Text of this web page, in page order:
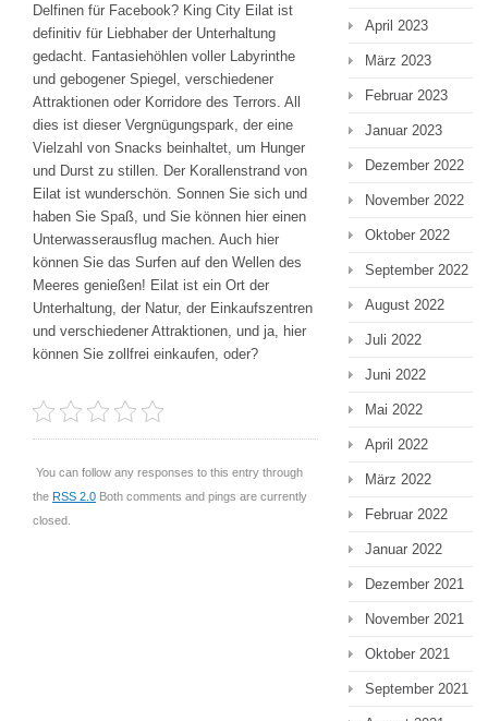
Delfinen für Facebook? King City Eilat ist
definitiv für Liebhaber der Unterhaltung
gedacht. Fantasiehöhlen voller Labyrinthe
und gebogener Spiegel, verschiedener
Attraktionen oder Korridore des Terrors. All
dies ist dieser Vergnügungspark, der eine
Vielzahl von Snacks beinhaltet, um Hunger
und Durst zu stillen. Der Korallenstrand von
Eilat ist wunderschön. Sonnen Sie sich und
haben Sie Spaß, und Sie können hier einen
Unterwasserausflug machen. Auch hier
können Sie das Surfen auf den Wellen des
Meeres genießen! Eilat ist ein Ort der
Unterhaltung, der Natur, der Einkaufszentren
und verschiedener Attraktionen, und ja, hier
können Sie zollfrei einkaufen, oder?
You can follow any responses to this entry through
the RSS 2.0 Both comments and pings are currently
closed.
April 2023
März 2023
Februar 2023
Januar 2023
Dezember 2022
November 2022
Oktober 2022
September 2022
August 2022
Juli 2022
Juni 2022
Mai 2022
April 2022
März 2022
Februar 2022
Januar 2022
Dezember 2021
November 2021
Oktober 2021
September 2021